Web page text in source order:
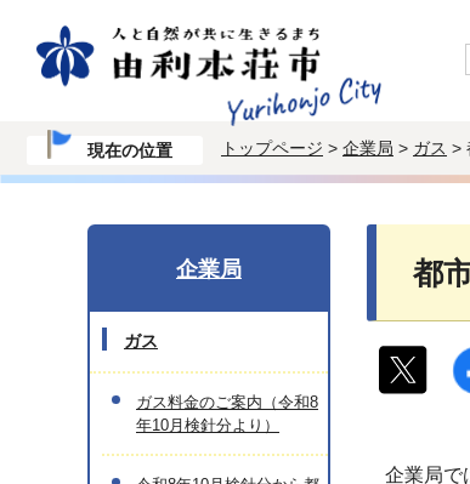
現在の位置 トップページ > 企業局 > ガス >
都
企業局で
企業局
ガス
ガス料金のご案内（令和8
年10月検針分より）